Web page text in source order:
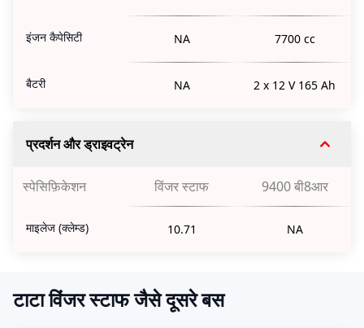
इंजन कैपेसिटी NA 7700 cc
बैटरी NA 2 x 12 V 165 Ah
प्रदर्शन और ड्राइवट्रेन
स्पेसिफ़िकेशन विंजर स्टाफ 9400 बी8आर
माइलेज (क्लेम्ड) 10.71 NA
टाटा विंजर स्टाफ जैसे दूसरे बस